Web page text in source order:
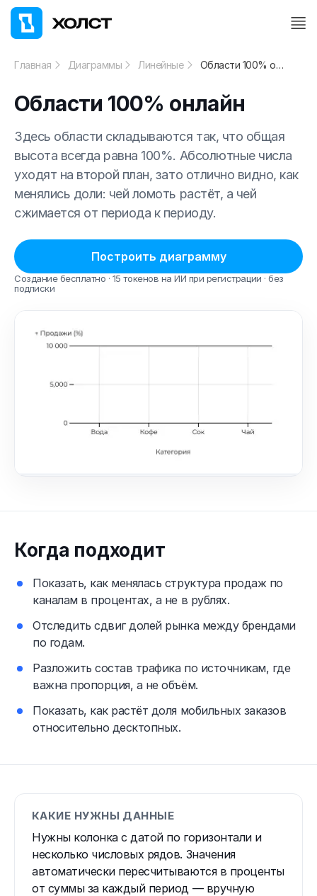
Главная Диаграммы Линейные Области 100% онлайн
Области 100% онлайн
Здесь области складываются так, что общая
высота всегда равна 100%. Абсолютные числа
уходят на второй план, зато отлично видно, как
менялись доли: чей ломоть растёт, а чей
сжимается от периода к периоду.
Построить диаграмму
Создание бесплатно · 15 токенов на ИИ при регистрации · без
подписки
Когда подходит
Показать, как менялась структура продаж по
каналам в процентах, а не в рублях.
Отследить сдвиг долей рынка между брендами
по годам.
Разложить состав трафика по источникам, где
важна пропорция, а не объём.
Показать, как растёт доля мобильных заказов
относительно десктопных.
КАКИЕ НУЖНЫ ДАННЫЕ
Нужны колонка с датой по горизонтали и
несколько числовых рядов. Значения
автоматически пересчитываются в проценты
от суммы за каждый период — вручную